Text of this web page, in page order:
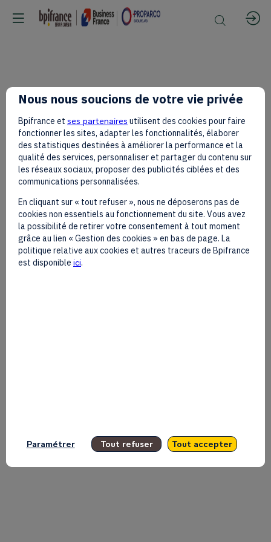
[By
Invitation
Only]
—
Transport
and
Nous nous soucions de votre vie privée
Bpifrance et ses partenaires utilisent des cookies pour faire
fonctionner les sites, adapter les fonctionnalités, élaborer
des statistiques destinées à améliorer la performance et la
qualité des services, personnaliser et partager du contenu sur
les réseaux sociaux, proposer des publicités ciblées et des
communications personnalisées.
En cliquant sur « tout refuser », nous ne déposerons pas de
cookies non essentiels au fonctionnement du site. Vous avez
la possibilité de retirer votre consentement à tout moment
grâce au lien « Gestion des cookies » en bas de page. La
politique relative aux cookies et autres traceurs de Bpifrance
est disponible ici.
Paramétrer Tout refuser Tout accepter